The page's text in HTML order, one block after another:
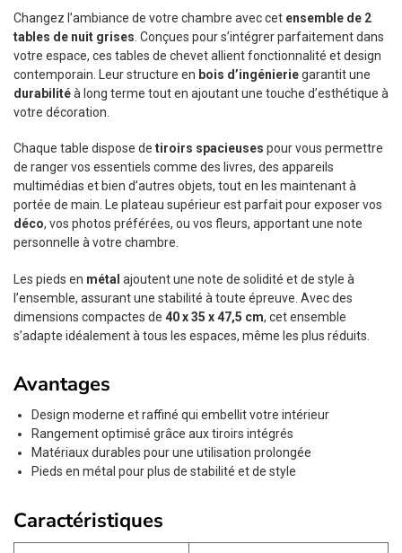
Changez l’ambiance de votre chambre avec cet ensemble de 2
tables de nuit grises . Conçues pour s’intégrer parfaitement dans
votre espace, ces tables de chevet allient fonctionnalité et design
contemporain. Leur structure en bois d’ingénieriegarantit une
durabilitéà long terme tout en ajoutant une touche d’esthétique à
votre décoration.
Chaque table dispose de tiroirs spacieuses pour vous permettre
de ranger vos essentiels comme des livres, des appareils
multimédias et bien d’autres objets, tout en les maintenant à
portée de main. Le plateau supérieur est parfait pour exposer vos
déco, vos photos préférées, ou vos fleurs, apportant une note
personnelle à votre chambre.
Les pieds en métal ajoutent une note de solidité et de style à
l’ensemble, assurant une stabilité à toute épreuve. Avec des
dimensions compactes de 40 x 35 x 47,5 cm, cet ensemble
s’adapte idéalement à tous les espaces, même les plus réduits.
Avantages
Design moderne et raffiné qui embellit votre intérieur
Rangement optimisé grâce aux tiroirs intégrés
Matériaux durables pour une utilisation prolongée
Pieds en métal pour plus de stabilité et de style
Caractéristiques